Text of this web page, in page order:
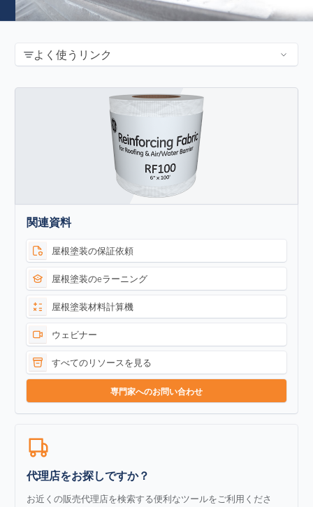
よく使うリンク
関連資料
屋根塗装の保証依頼
屋根塗装のeラーニング
屋根塗装材料計算機
ウェビナー
すべてのリソースを見る
専門家へのお問い合わせ
代理店をお探しですか？
お近くの販売代理店を検索する便利なツールをご利用くださ